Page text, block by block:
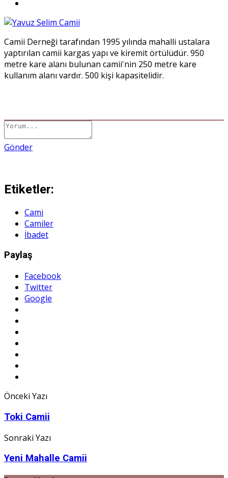
Camii Derneği tarafından 1995 yılında mahalli ustalara
yaptırılan camii kargas yapı ve kiremit örtülüdür. 950
metre kare alanı bulunan camii'nin 250 metre kare
kullanım alanı vardır. 500 kişi kapasitelidir.
Gönder
Etiketler:
Cami
Camiler
İbadet
Paylaş
Facebook
Twitter
Google
Önceki Yazı
Toki Camii
Sonraki Yazı
Yeni Mahalle Camii